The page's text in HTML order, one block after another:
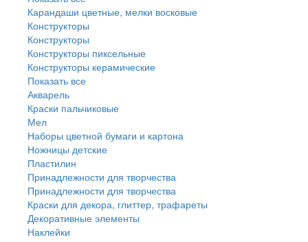
Карандаши цветные, мелки восковые
Конструкторы
Конструкторы
Конструкторы пиксельные
Конструкторы керамические
Показать все
Акварель
Краски пальчиковые
Мел
Наборы цветной бумаги и картона
Ножницы детские
Пластилин
Принадлежности для творчества
Принадлежности для творчества
Краски для декора, глиттер, трафареты
Декоративные элементы
Наклейки